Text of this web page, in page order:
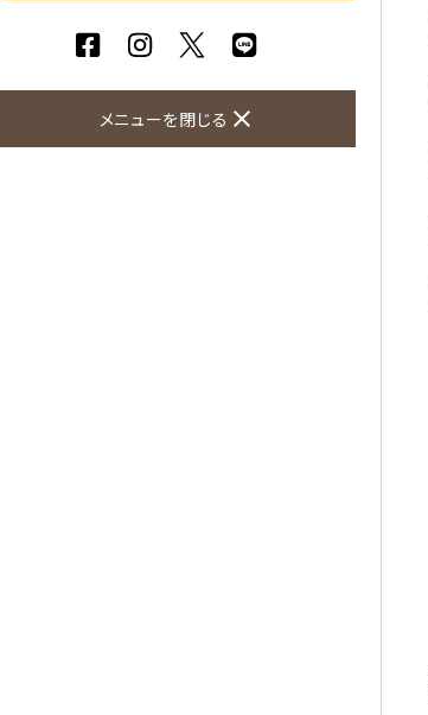
メニューを閉じる close
オブシディアン（黒曜石/十勝
ガーデンクォーツ